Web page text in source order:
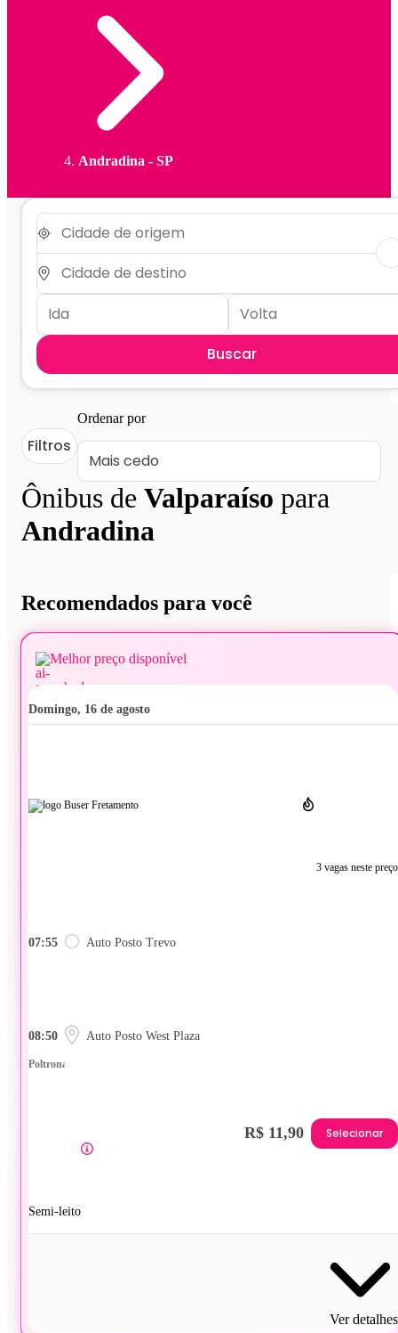
Andradina - SP
Buscar
Ônibus de Valparaíso para
Andradina
Filtros
Ordenar por
Recomendados para você
Melhor preço disponível
domingo, 16 de agosto
3 vagas neste preço
07:55 Auto Posto Trevo
08:50 Auto Posto West Plaza
Poltrona
Semi-leito
R$ 11,90 Selecionar
Ver detalhes